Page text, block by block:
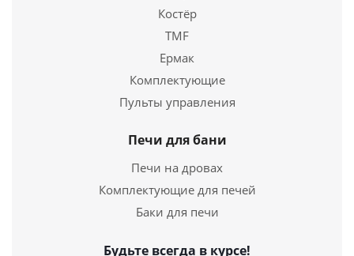
Костёр
TMF
Ермак
Комплектующие
Пульты управления
Печи для бани
Печи на дровах
Комплектующие для печей
Баки для печи
Будьте всегда в курсе!